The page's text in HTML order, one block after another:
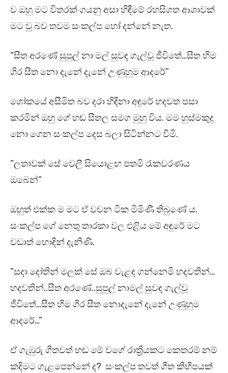
ව ඔහු මට විතරක් ගයනු අසා හිඳීමේ රහසිගත ආශාවක්
මට වූ බව තවම සංකල්ප හෝ දන්නේ නැත.
“සීත අරණේ සුපුල් නා මල් සුවඳ ගැල්වූ ජීවිතේ…සීත හිම
ගිර සීත නො දැනේ දැනේ උණුහුම ආදරේ”
ශෝකයේ අසීමිත බව දරා හිඳිනා අඳුරේ හදවත පසා
කරමින් ඔහු ගේ හඬ සීතල සමග මුහු විය. මම හුස්මකුදු
නො ගෙන සංකල්ප දෙස බලා සිටින්නට වීමි.
“ලතාවක් සේ වෙලී සියොළඟ පතමි රැකවරණය
ඔබෙන්”
ඔහුත් එක්ක ම මට ඒ වචන ටික මිමිණී තිබුණේ ය.
සංකල්ප ගේ නෙතු තාරකා වල එළිය මේ අඳුරේ මට
වඩාත් හොඳින් දැනිණි.
“සදා දෝතින් මලක් සේ ඔබ වැළඳ ගන්නෙමි හදවතින්…
හදවතින්..සීත අරණේ..සුපුල් නාමල් සුවඳ ගැල්වූ
ජීවිතේ…සීත හිම ගිර සීත නොදැනේ දැනේ උණුහුම
ආදරේ…”
ඒ ගැඹුරු ගීතවත් හඬ මේ වගේ රාත්‍රියකට කෙතරම් නම්
කදිමට ගැළපෙන්නේ ද? සංකල්ප තවත් ගීත කිහිපයක්